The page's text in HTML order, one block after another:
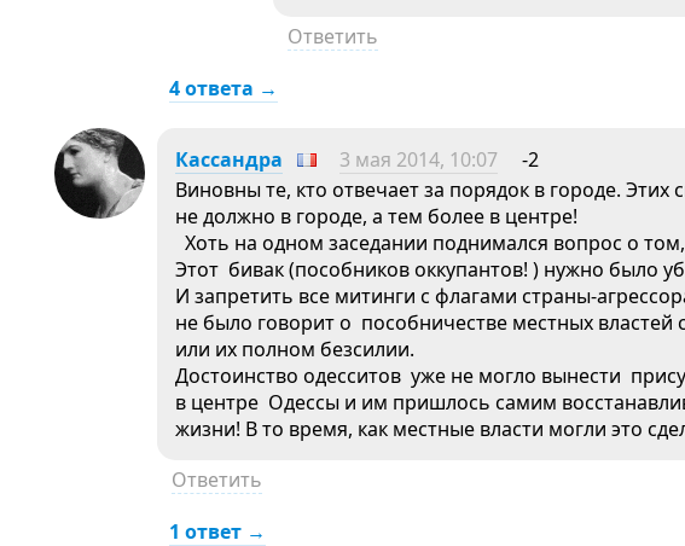
Ответить
4 ответа →
Кассандра 3 мая 2014, 10:07
-2
Виновны те, кто отвечает за порядок в городе.
не должно в городе, а тем более в центре!
Хоть на одном заседании поднимался вопрос о
Этот бивак (пособников оккупантов! ) нужно было
И запретить все митинги с флагами страны-
не было говорит о пособничестве местных властей
или их полном безсилии.
Достоинство одесситов уже не могло вынести
в центре Одессы и им пришлось самим
жизни! В то время, как местные власти могли это
Ответить
1 ответ →